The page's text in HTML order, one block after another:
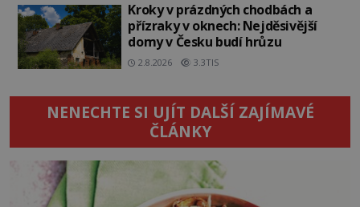
Kroky v prázdných chodbách a
přízraky v oknech: Nejděsivější
domy v Česku budí hrůzu
2.8.2026 3.3TIS
NENECHTE SI UJÍT DALŠÍ ZAJÍMAVÉ
ČLÁNKY